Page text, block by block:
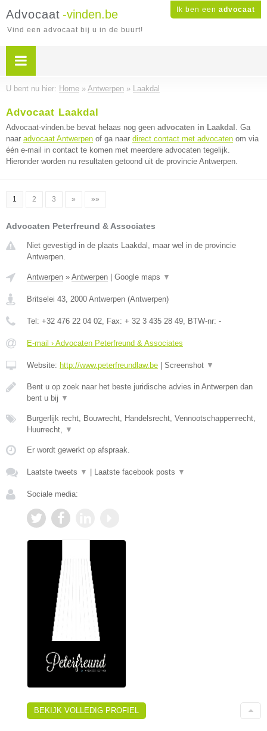
Ik ben een advocaat
Advocaat -vinden.be
Vind een advocaat bij u in de buurt!
U bent nu hier: Home » Antwerpen » Laakdal
Advocaat Laakdal
Advocaat-vinden.be bevat helaas nog geen advocaten in Laakdal . Ga
naar advocaat Antwerpen of ga naar direct contact met advocaten om via
één e-mail in contact te komen met meerdere advocaten tegelijk.
Hieronder worden nu resultaten getoond uit de provincie Antwerpen.
1 2 3 » »»
Advocaten Peterfreund & Associates
Niet gevestigd in de plaats Laakdal, maar wel in de provincie
Antwerpen.
Antwerpen » Antwerpen Google maps ▼
Britselei 43, 2000 Antwerpen (Antwerpen)
Tel: +32 476 22 04 02, Fax: + 32 3 435 28 49, BTW-nr: -
E-mail › Advocaten Peterfreund & Associates
Website: http://www.peterfreundlaw.be Screenshot ▼
Bent u op zoek naar het beste juridische advies in Antwerpen dan
bent u bij ▼
Burgerlijk recht, Bouwrecht, Handelsrecht, Vennootschappenrecht,
Huurrecht, ▼
Er wordt gewerkt op afspraak.
Laatste tweets ▼ Laatste facebook posts ▼
Sociale media:
BEKIJK VOLLEDIG PROFIEL